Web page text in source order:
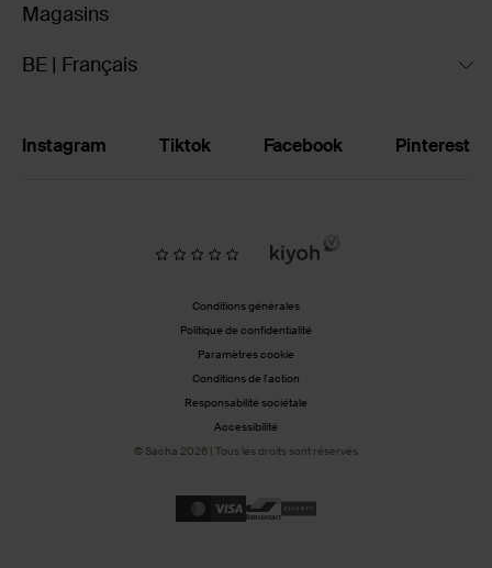
Magasins
BE | Français
Instagram Tiktok Facebook Pinterest
Conditions générales
Politique de confidentialité
Paramètres cookie
Conditions de l'action
Responsabilité sociétale
Accessibilité
© Sacha 2026 | Tous les droits sont réservés